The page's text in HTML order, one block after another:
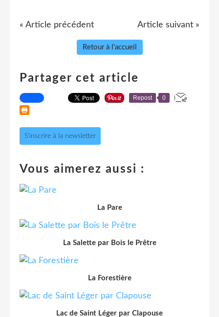
« Article précédent Article suivant »
Retour à l'accueil
Partager cet article
Repost 0
S'inscrire à la newsletter
Vous aimerez aussi :
La Pare
La Salette par Bois le Prêtre
La Forestière
Lac de Saint Léger par Clapouse